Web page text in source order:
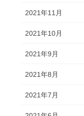
2021年11月
2021年10月
2021年9月
2021年8月
2021年7月